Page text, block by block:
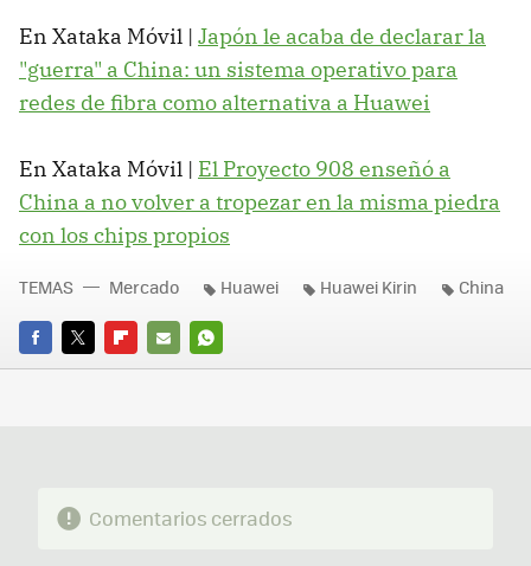
En Xataka Móvil | Japón le acaba de declarar la
"guerra" a China: un sistema operativo para
redes de fibra como alternativa a Huawei
En Xataka Móvil | El Proyecto 908 enseñó a
China a no volver a tropezar en la misma piedra
con los chips propios
FACEBOOK
TWITTERFLIPBOARD
E-
WHATSAPP
TEMAS Mercado Huawei Huawei Kirin China
Comentarios cerrados